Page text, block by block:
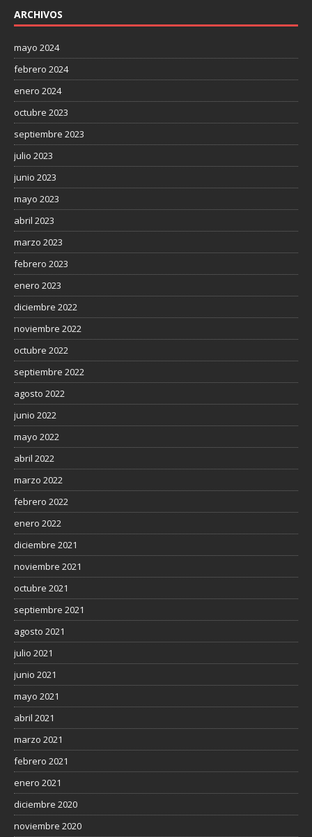
ARCHIVOS
mayo 2024
febrero 2024
enero 2024
octubre 2023
septiembre 2023
julio 2023
junio 2023
mayo 2023
abril 2023
marzo 2023
febrero 2023
enero 2023
diciembre 2022
noviembre 2022
octubre 2022
septiembre 2022
agosto 2022
junio 2022
mayo 2022
abril 2022
marzo 2022
febrero 2022
enero 2022
diciembre 2021
noviembre 2021
octubre 2021
septiembre 2021
agosto 2021
julio 2021
junio 2021
mayo 2021
abril 2021
marzo 2021
febrero 2021
enero 2021
diciembre 2020
noviembre 2020